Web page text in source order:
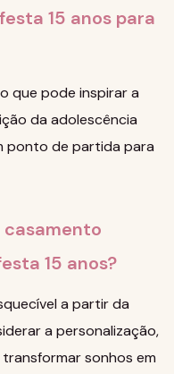
15 anos para
que pode inspirar a
da adolescência
ponto de partida para
casamento
15 anos?
a partir da
a personalização,
sonhos em